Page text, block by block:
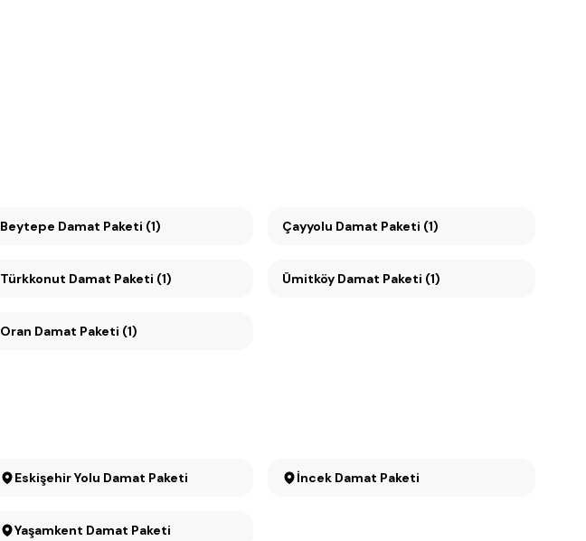
Beytepe Damat Paketi (1) Çayyolu Damat Paketi (1)
Türkkonut Damat Paketi (1) Ümitköy Damat Paketi (1)
Oran Damat Paketi (1)
Eskişehir Yolu Damat Paketi İncek Damat Paketi
Yaşamkent Damat Paketi